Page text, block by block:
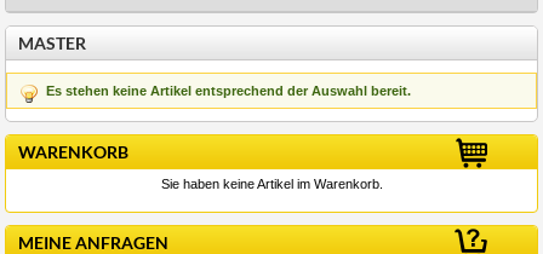
MASTER
Es stehen keine Artikel entsprechend der Auswahl bereit.
WARENKORB
Sie haben keine Artikel im Warenkorb.
MEINE ANFRAGEN